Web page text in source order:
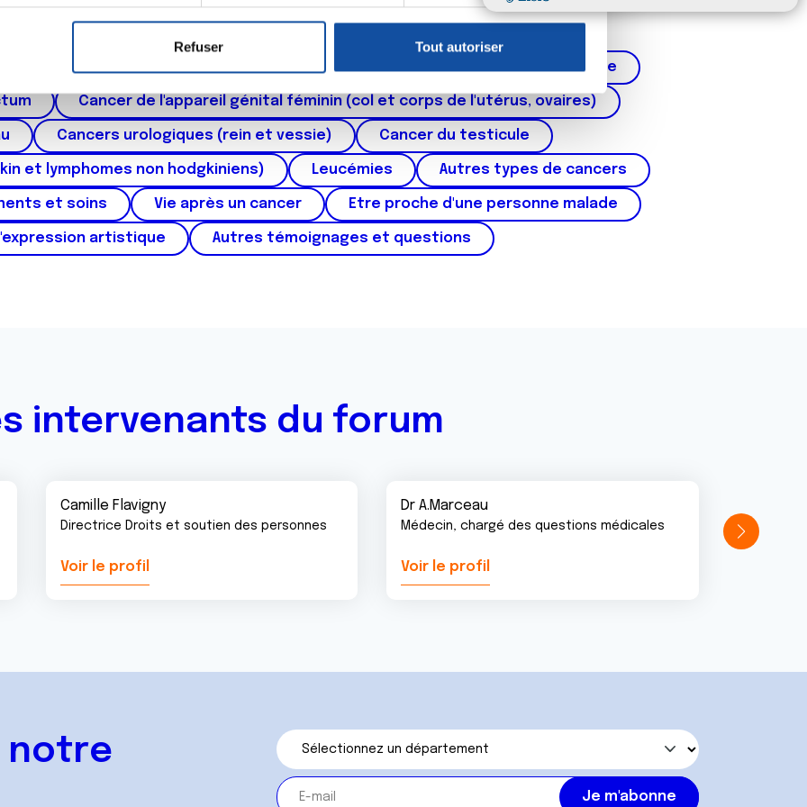
ou retirer votre consentement à tout moment à partir de la déclaration sur les cookies.
de publicité et d'analyse, qui peuvent combiner celles-ci avec d'autres informations que
ont collectées lors de votre utilisation de leurs services.
Refuser Tout autoriser
et des voies respiratoires Cancer du sein Cancer de la prostate
Cancer de l'appareil génital féminin (col et corps de l'utérus, ovaires)
Cancers urologiques (rein et vessie) Cancer du testicule
et lymphomes non hodgkiniens) Leucémies Autres types de cancers
et soins Vie après un cancer Etre proche d'une personne malade
artistique Autres témoignages et questions
intervenants du forum
Camille Flavigny
Directrice Droits et soutien des personnes
Voir le profil
Dr A.Marceau
Médecin, chargé des questions médicales
Voir le profil
notre